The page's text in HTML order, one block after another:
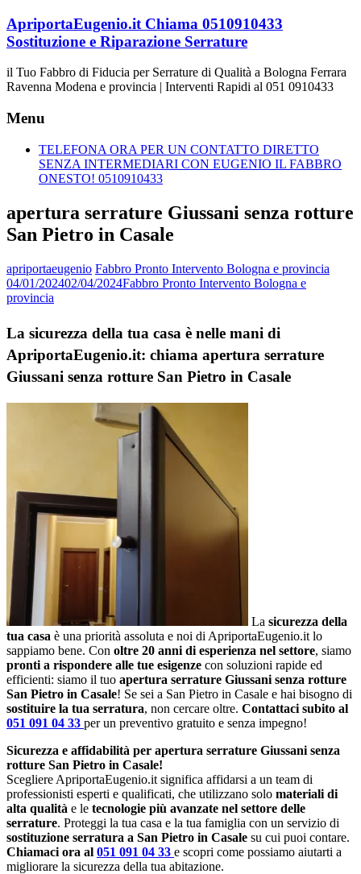
Vai
al
contenuto
ApriportaEugenio.it Chiama 0510910433
Sostituzione e Riparazione Serrature
il Tuo Fabbro di Fiducia per Serrature di Qualità a Bologna Ferrara
Ravenna Modena e provincia | Interventi Rapidi al 051 0910433
Menu
TELEFONA ORA PER UN CONTATTO DIRETTO
SENZA INTERMEDIARI CON EUGENIO IL FABBRO
ONESTO! 0510910433
apertura serrature Giussani senza rotture
San Pietro in Casale
apriportaeugenio Fabbro Pronto Intervento Bologna e provincia
04/01/202402/04/2024Fabbro Pronto Intervento Bologna e
provincia
La sicurezza della tua casa è nelle mani di
ApriportaEugenio.it: chiama apertura serrature
Giussani senza rotture San Pietro in Casale
La sicurezza della
tua casa è una priorità assoluta e noi di ApriportaEugenio.it lo
sappiamo bene. Con oltre 20 anni di esperienza nel settore, siamo
pronti a rispondere alle tue esigenze con soluzioni rapide ed
efficienti: siamo il tuo apertura serrature Giussani senza rotture
San Pietro in Casale! Se sei a San Pietro in Casale e hai bisogno di
sostituire la tua serratura, non cercare oltre. Contattaci subito al
051 091 04 33 per un preventivo gratuito e senza impegno!
Sicurezza e affidabilità per apertura serrature Giussani senza
rotture San Pietro in Casale!
Scegliere ApriportaEugenio.it significa affidarsi a un team di
professionisti esperti e qualificati, che utilizzano solo materiali di
alta qualità e le tecnologie più avanzate nel settore delle
serrature. Proteggi la tua casa e la tua famiglia con un servizio di
sostituzione serratura a San Pietro in Casale su cui puoi contare.
Chiamaci ora al 051 091 04 33 e scopri come possiamo aiutarti a
migliorare la sicurezza della tua abitazione.